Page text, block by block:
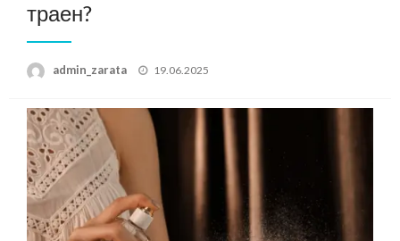
траен?
admin_zarata
Posted
19.06.2025